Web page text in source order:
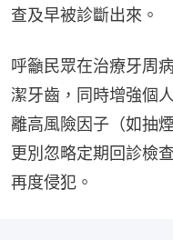
查及早被診斷出來。
呼籲民眾在治療牙周
潔牙齒，同時增強個
離高風險因子（如抽
更別忽略定期回診檢
再度侵犯。